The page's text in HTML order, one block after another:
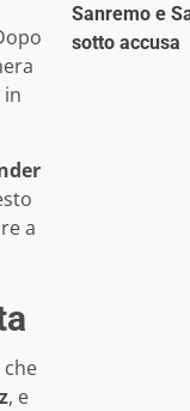
in
a
, e
Sanremo e
sotto accusa